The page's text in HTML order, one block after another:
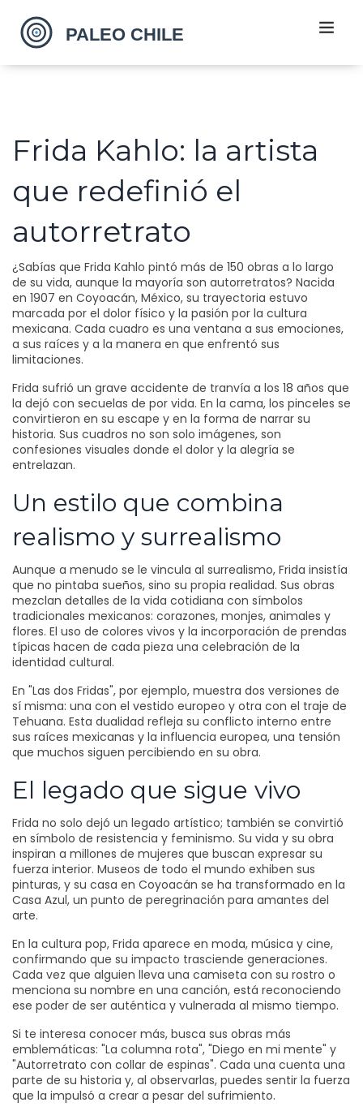
Frida Kahlo: la artista
que redefinió el
autorretrato
¿Sabías que Frida Kahlo pintó más de 150 obras a lo largo
de su vida, aunque la mayoría son autorretratos? Nacida
en 1907 en Coyoacán, México, su trayectoria estuvo
marcada por el dolor físico y la pasión por la cultura
mexicana. Cada cuadro es una ventana a sus emociones,
a sus raíces y a la manera en que enfrentó sus
limitaciones.
Frida sufrió un grave accidente de tranvía a los 18 años que
la dejó con secuelas de por vida. En la cama, los pinceles se
convirtieron en su escape y en la forma de narrar su
historia. Sus cuadros no son solo imágenes, son
confesiones visuales donde el dolor y la alegría se
entrelazan.
Un estilo que combina
realismo y surrealismo
Aunque a menudo se le vincula al surrealismo, Frida insistía
que no pintaba sueños, sino su propia realidad. Sus obras
mezclan detalles de la vida cotidiana con símbolos
tradicionales mexicanos: corazones, monjes, animales y
flores. El uso de colores vivos y la incorporación de prendas
típicas hacen de cada pieza una celebración de la
identidad cultural.
En "Las dos Fridas", por ejemplo, muestra dos versiones de
sí misma: una con el vestido europeo y otra con el traje de
Tehuana. Esta dualidad refleja su conflicto interno entre
sus raíces mexicanas y la influencia europea, una tensión
que muchos siguen percibiendo en su obra.
El legado que sigue vivo
Frida no solo dejó un legado artístico; también se convirtió
en símbolo de resistencia y feminismo. Su vida y su obra
inspiran a millones de mujeres que buscan expresar su
fuerza interior. Museos de todo el mundo exhiben sus
pinturas, y su casa en Coyoacán se ha transformado en la
Casa Azul, un punto de peregrinación para amantes del
arte.
En la cultura pop, Frida aparece en moda, música y cine,
confirmando que su impacto trasciende generaciones.
Cada vez que alguien lleva una camiseta con su rostro o
menciona su nombre en una canción, está reconociendo
ese poder de ser auténtica y vulnerada al mismo tiempo.
Si te interesa conocer más, busca sus obras más
emblemáticas: "La columna rota", "Diego en mi mente" y
"Autorretrato con collar de espinas". Cada una cuenta una
parte de su historia y, al observarlas, puedes sentir la fuerza
que la impulsó a crear a pesar del sufrimiento.